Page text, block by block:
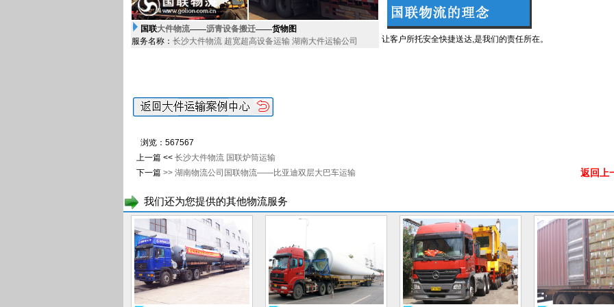
国联大件物流——沥青设备搬迁——货物图
服务名称： 长沙大件物流 超宽超高设备运输 湖南大件运输公司 让客户所托安全快捷送达,是我们的责任所在。
浏览： 567567
上一篇 << 长沙大件物流 国联炉筒运输
下一篇 >> 湖南物流公司国联物流——比亚迪双层大巴车运输 返回上
我们还为您提供的其他物流服务